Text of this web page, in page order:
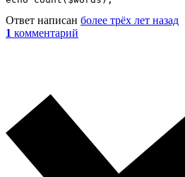
Ответ написан более трёх лет назад
1 комментарий